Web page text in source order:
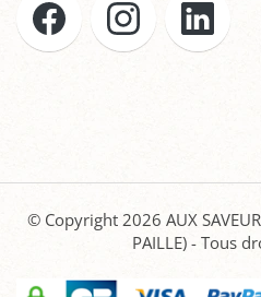
© Copyright 2026 AUX
PAILLE) - Tous